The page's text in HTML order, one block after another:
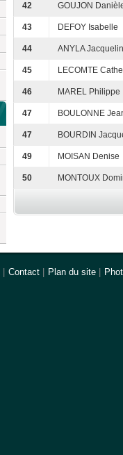
42 GOUJON
43 DEFOY Isabelle
44 ANYLA
45 LECOMTE
46 MAREL Philippe
47 BOULONNE
47 BOURDIN
49 MOISAN Denise
50 MONTOUX
| Contact | Plan du site |